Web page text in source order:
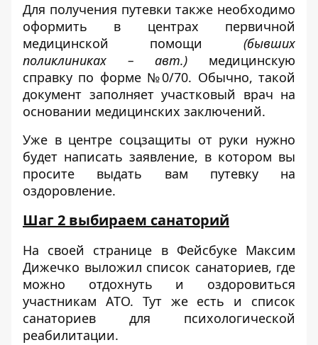
Для получения путевки также необходимо
оформить в центрах первичной
медицинской помощи (бывших
поликлиниках – авт.) медицинскую
справку по форме №0/70. Обычно, такой
документ заполняет участковый врач на
основании медицинских заключений.
Уже в центре соцзащиты от руки нужно
будет написать заявление, в котором вы
просите выдать вам путевку на
оздоровление.
Шаг 2 выбираем санаторий
На своей странице в Фейсбуке Максим
Дижечко выложил список санаториев, где
можно отдохнуть и оздоровиться
участникам АТО. Тут же есть и список
санаториев для психологической
реабилитации.